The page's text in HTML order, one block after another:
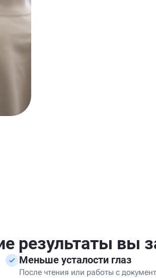
результаты вы
Меньше усталости глаз
После чтения или работы с